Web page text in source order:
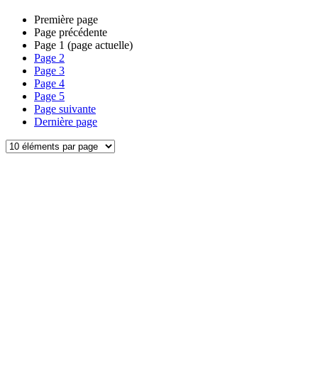
Première page
Page précédente
Page 1 (page actuelle)
Page 2
Page 3
Page 4
Page 5
Page suivante
Dernière page